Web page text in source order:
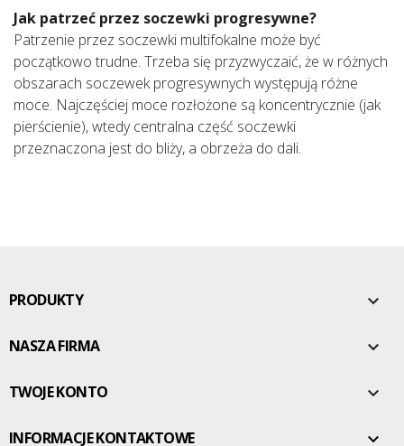
Jak patrzeć przez soczewki progresywne?
Patrzenie przez soczewki multifokalne może być
początkowo trudne. Trzeba się przyzwyczaić, że w różnych
obszarach soczewek progresywnych występują różne
moce. Najczęściej moce rozłożone są koncentrycznie (jak
pierścienie), wtedy centralna część soczewki
przeznaczona jest do bliży, a obrzeża do dali.
PRODUKTY 
NASZA FIRMA 
TWOJE KONTO 
INFORMACJE KONTAKTOWE 